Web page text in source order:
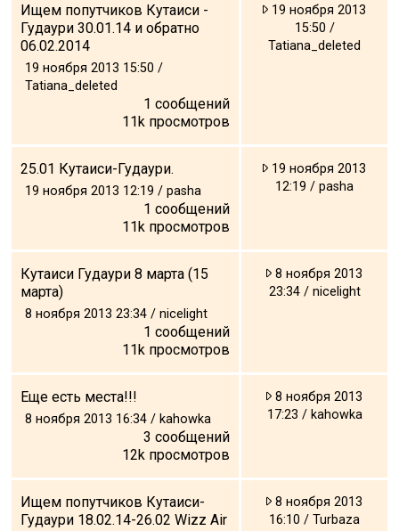
Ищем попутчиков Кутаиси -
Гудаури 30.01.14 и обратно
06.02.2014
19 ноября 2013 15:50 /
Tatiana_deleted
1 сообщений
11k просмотров
19 ноября 2013
15:50 /
Tatiana_deleted
25.01 Кутаиси-Гудаури.
19 ноября 2013 12:19 / pasha
1 сообщений
11k просмотров
19 ноября 2013
12:19 / pasha
Кутаиси Гудаури 8 марта (15
марта)
8 ноября 2013 23:34 / nicelight
1 сообщений
11k просмотров
8 ноября 2013
23:34 / nicelight
Еще есть места!!!
8 ноября 2013 16:34 / kahowka
3 сообщений
12k просмотров
8 ноября 2013
17:23 / kahowka
Ищем попутчиков Кутаиси-
Гудаури 18.02.14-26.02 Wizz Air
8 ноября 2013
16:10 / Turbaza
ПРОЖИВАНИЕ
Квартиры
Коттеджи
Отели
%
Горячие предложения
Долгосрочная аренда
Казбеги
Другое
ГРУЗИЯ
О Грузии
Что пить?
Мобильная связь
Отчеты